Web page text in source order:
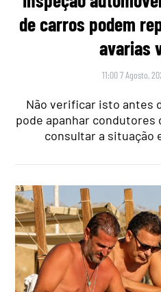
de carros podem
avarias
11:00 7 Agosto,
Não verificar isto antes
pode apanhar condutores
consultar a situação